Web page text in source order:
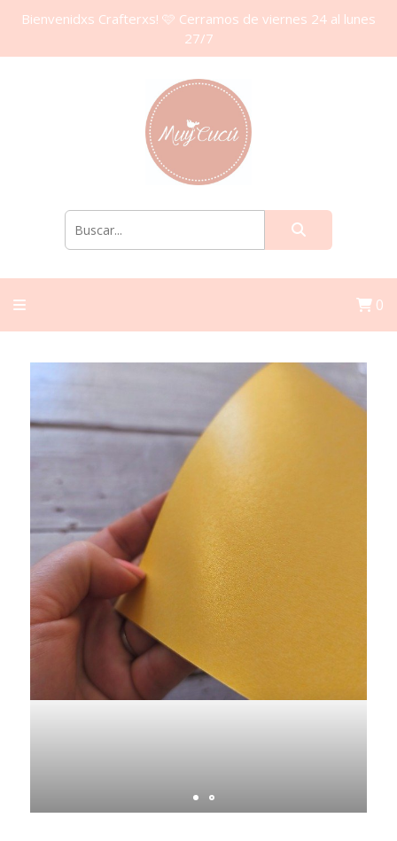
Bienvenidxs Crafterxs! 🩷 Cerramos de viernes 24 al lunes
27/7
0